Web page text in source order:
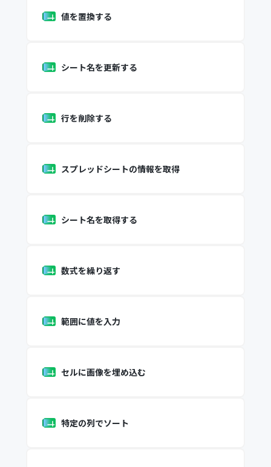
値を置換する
シート名を更新する
行を削除する
スプレッドシートの情報を取得
シート名を取得する
数式を繰り返す
範囲に値を入力
セルに画像を埋め込む
特定の列でソート